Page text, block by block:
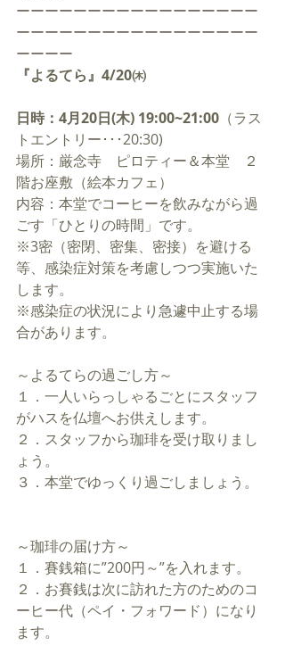
ーーーーーーーーーーーーーーーーー
ーーーーーーーーーーーーーーーーー
ーーーー
『よるてら』4/20㈭
日時：4月20日(木) 19:00~21:00 （ラス
トエントリー･･･20:30)
場所：厳念寺　ピロティー＆本堂　２
階お座敷（絵本カフェ）
内容：本堂でコーヒーを飲みながら過
ごす「ひとりの時間」です。
※3密（密閉、密集、密接）を避ける
等、感染症対策を考慮しつつ実施いた
します。
※感染症の状況により急遽中止する場
合があります。
～よるてらの過ごし方～
１．一人いらっしゃるごとにスタッフ
がハスを仏壇へお供えします。
２．スタッフから珈琲を受け取りまし
ょう。
３．本堂でゆっくり過ごしましょう。
～珈琲の届け方～
１．賽銭箱に”200円～”を入れます。
２．お賽銭は次に訪れた方のためのコ
ーヒー代（ペイ・フォワード）になり
ます。